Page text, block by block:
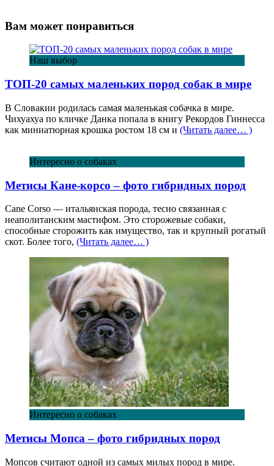
Вам может понравиться
Наш выбор
ТОП-20 самых маленьких пород собак в мире
В Словакии родилась самая маленькая собачка в мире.
Чихуахуа по кличке Данка попала в книгу Рекордов Гиннесса
как миниатюрная крошка ростом 18 см и (Читать далее… )
Интересно о собаках
Метисы Кане-корсо – фото гибридных пород
Cane Corso — итальянская порода, тесно связанная с
неаполитанским мастифом. Это сторожевые собаки,
способные сторожить как имущество, так и крупный рогатый
скот. Более того, (Читать далее… )
Интересно о собаках
Метисы Мопса – фото гибридных пород
Мопсов считают одной из самых милых пород в мире.